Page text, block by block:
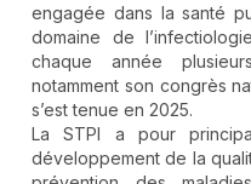
engagée dans la santé
domaine de
chaque année
notamment son congrès
s’est tenue en 2025.
La STPI a pour
développement de la